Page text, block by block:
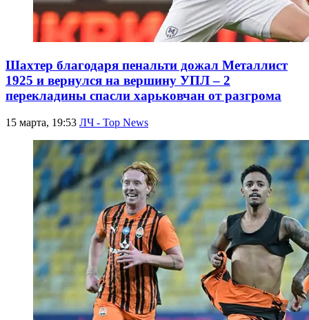
Шахтер благодаря пенальти дожал Металлист
1925 и вернулся на вершину УПЛ – 2
перекладины спасли харьковчан от разгрома
15 марта, 19:53 ЛЧ - Top News